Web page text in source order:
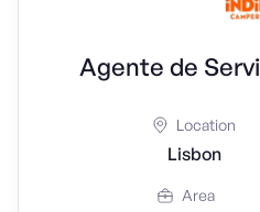
Agente de
Location
Lisbon
Area